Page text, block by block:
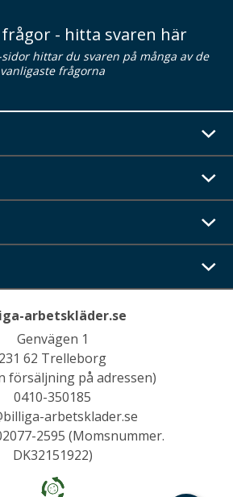
- hitta svaren här
hittar du svaren på många av de
vanligaste frågorna
arbetskläder.se
Genvägen 1
231 62 Trelleborg
försäljning på adressen)
0410-350185
arbetsklader.se
2595 (Momsnummer.
DK32151922)